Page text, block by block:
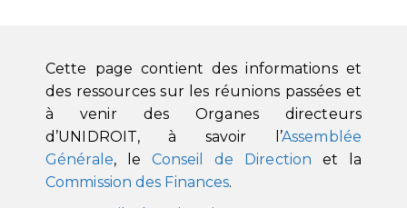
Cette page contient des informations et
des ressources sur les réunions passées et
à venir des Organes directeurs
d’UNIDROIT, à savoir l’Assemblée
Générale, le Conseil de Direction et la
Commission des Finances.